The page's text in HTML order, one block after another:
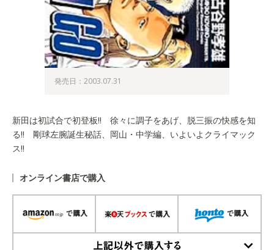
発売日：2003.07.31
新田は初試合で初登板!! 徐々に調子をあげ、脱三振の快感を知
る!! 剛球左腕誕生秘話、岡山・中学編、いよいよクライマック
ス!!
オンライン書店で購入